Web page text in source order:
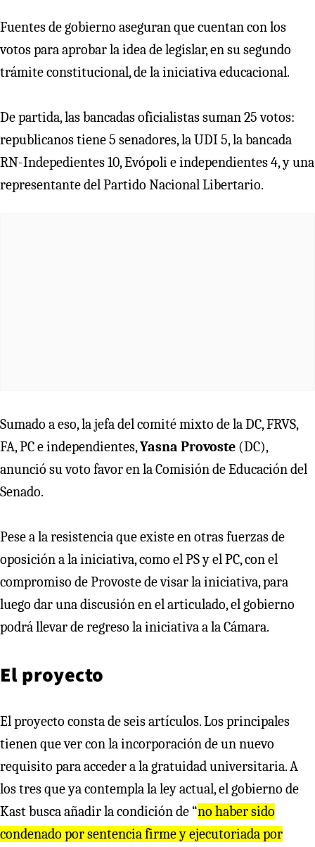
Fuentes de gobierno aseguran que cuentan con los
votos para aprobar la idea de legislar, en su segundo
trámite constitucional, de la iniciativa educacional.
De partida, las bancadas oficialistas suman 25 votos:
republicanos tiene 5 senadores, la UDI 5, la bancada
RN-Indepedientes 10, Evópoli e independientes 4, y una
representante del Partido Nacional Libertario.
Sumado a eso, la jefa del comité mixto de la DC, FRVS,
FA, PC e independientes,Yasna Provoste (DC),
anunció su voto favor en la Comisión de Educación del
Senado.
Pese a la resistencia que existe en otras fuerzas de
oposición a la iniciativa, como el PS y el PC, con el
compromiso de Provoste de visar la iniciativa, para
luego dar una discusión en el articulado, el gobierno
podrá llevar de regreso la iniciativa a la Cámara.
El proyecto
El proyecto consta de seis artículos. Los principales
tienen que ver con la incorporación de un nuevo
requisito para acceder a la gratuidad universitaria. A
los tres que ya contempla la ley actual, el gobierno de
Kastbusca añadir la condición de “no haber sido
condenado por sentencia firme y ejecutoriada por